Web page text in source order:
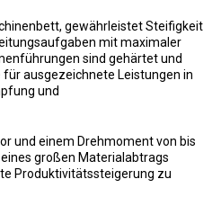
gewährleistet Steifigkeit
mit maximaler
sind gehärtet und
ausgezeichnete Leistungen in
und
und einem Drehmoment von bis
großen Materialabtrags
Produktivitätssteigerung zu